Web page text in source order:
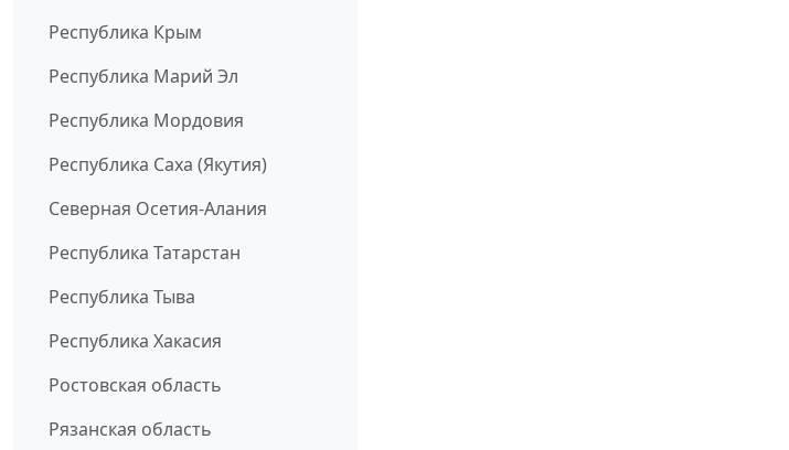
Республика Крым
Республика Марий Эл
Республика Мордовия
Республика Саха (Якутия)
Северная Осетия-Алания
Республика Татарстан
Республика Тыва
Республика Хакасия
Ростовская область
Рязанская область